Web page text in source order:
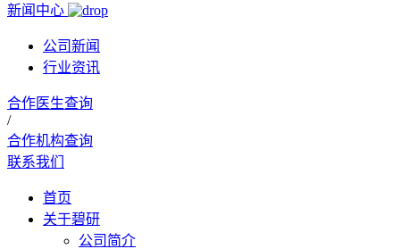
新闻中心
公司新闻
行业资讯
合作医生查询
/
合作机构查询
联系我们
首页
关于碧研
公司简介